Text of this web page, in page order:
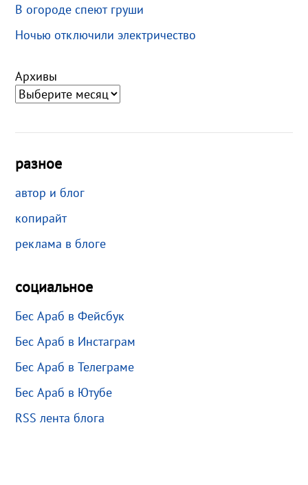
В огороде спеют груши
Ночью отключили электричество
Архивы
разное
автор и блог
копирайт
реклама в блоге
социальное
Бес Араб в Фейсбук
Бес Араб в Инстаграм
Бес Араб в Телеграме
Бес Араб в Ютубе
RSS лента блога